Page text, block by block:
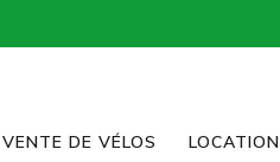
VENTE DE VÉLOS LOCATION